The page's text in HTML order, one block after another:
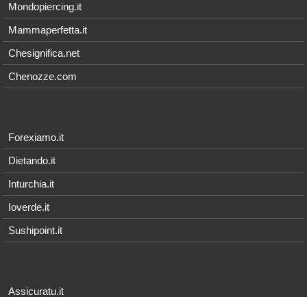
Mondopiercing.it
Mammaperfetta.it
Chesignifica.net
Chenozze.com
Forexiamo.it
Dietando.it
Inturchia.it
Ioverde.it
Sushipoint.it
Assicuratu.it